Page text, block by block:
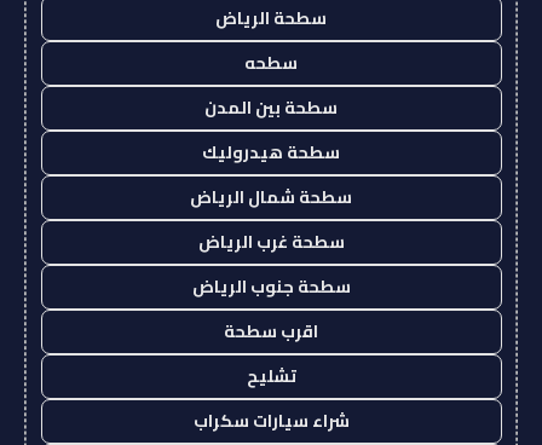
سطحة الرياض
سطحه
سطحة بين المدن
سطحة هيدروليك
سطحة شمال الرياض
سطحة غرب الرياض
سطحة جنوب الرياض
اقرب سطحة
تشليح
شراء سيارات سكراب